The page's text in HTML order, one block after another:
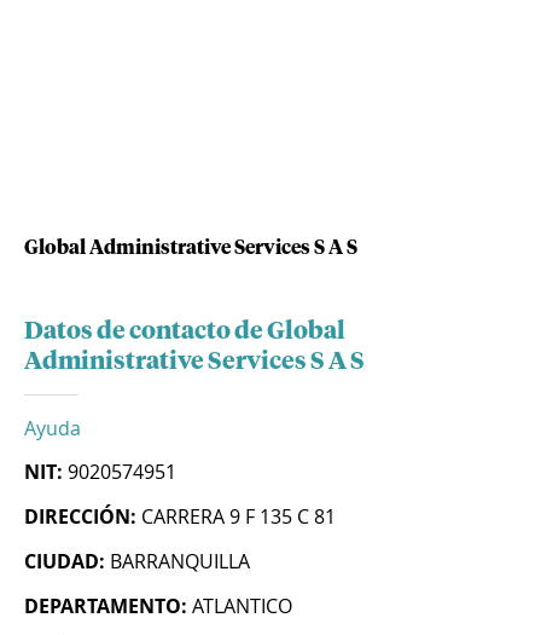
Global Administrative Services S A S
Datos de contacto de Global
Administrative Services S A S
Ayuda
NIT: 9020574951
DIRECCIÓN: CARRERA 9 F 135 C 81
CIUDAD: BARRANQUILLA
DEPARTAMENTO: ATLANTICO